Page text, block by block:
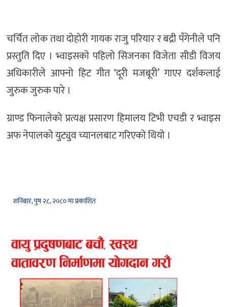
चर्चित लोक तथा दोहोरी गायक राजु परियार र बद्री पँगेनीले पनि
प्रस्तुति दिए । भ्वाइसको पहिलो सिजनका विजेता सीडी विजय
अधिकारीले आफ्नो हिट गीत ‘दूरी मजबूरी’ गाएर दर्शकलाई
जुरुक जुरुक पारे ।
ग्राण्ड फिनालेको प्रत्यक्ष प्रसारण हिमालय टिभी एचडी र भ्वाइस
अफ नेपालको युट्युव च्यानलबाट गरिएको थियो ।
शनिबार, पुष २८, २०८० मा प्रकाशित